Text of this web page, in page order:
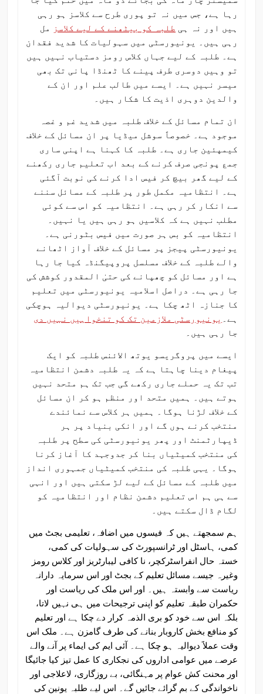
رہا ہے، جس میں نہ تو پوری طرح سے کلاسز ہو رہی
ہیں اور نہ ہی طلبہ کو بیٹھنے کے لیے کلاسز
مل
رہی ہیں۔ یونیورسٹی میں سہولیات کا شدید فقدان
ہے۔ طلبہ کے لیے جہاں کلاس رومز دستیاب نہیں ہیں
تو وہیں دوسری طرف پینے کا ٹھنڈا پانی تک بھی
میسر نہیں ہے۔ ایسے میں طالب علم اور ان کے
والدین دوہری اذیت کا شکار ہیں۔
ان تمام مسائل کے خلاف طلبہ میں شدید غم و غصہ
موجود ہے۔ خصوصاََ سوشل میڈیا پر ان مسائل کے خلاف
کیمپئین جاری ہے۔ طلبہ کا کہنا ہے اپنی ساری
جمع پونجی صرف کرنے کے بعد اب تعلیم جاری رکھنے
کے لیے گھر بیچ کر فیس ادا کرنے کی نوبت آگئی
ہے۔ انتظامیہ مکمل طور پر طلبہ کے مسائل سننے
سے انکار کر رہی ہے۔ انتظامیہ کو اس سے کوئی
مطلب نہیں ہے کہ کلاسیں ہو رہی ہیں یا نہیں۔
انتظامیہ کو بس ہر صورت میں فیس بٹورنی ہے۔
یونیورسٹی پیجز پر مسائل کے خلاف آواز اٹھانے
والے طلبہ کے خلاف مسلسل پروپیگنڈہ کیا جا رہا
ہے اور مسائل کو چھپانے کی حتیٰ المقدور کوشش کی
جا رہی ہے۔ دراصل اسلامیہ یونیورسٹی میں تعلیم
کا جنازہ اٹھ چکا ہے۔ یونیورسٹی دیوالیہ ہوچکی
ہے۔ یونیورسٹی ملازمین تک کو تنخواہیں نہیں دی
جا رہی ہیں۔
ایسے میں پروگریسو یوتھ الائنس طلبہ کو ایک
پیغام دینا چاہتا ہے کہ یہ طلبہ دشمن انتظامیہ
تب تک یہ حملے جاری رکھے گی جب تک ہم متحد نہیں
ہوتے ہیں۔ ہمیں متحد اور منظم ہو کر ان مسائل
کے خلاف لڑنا ہوگا۔ ہمیں ہر کلاس سے نمائندے
منتخب کرنے ہوں گے اور انکی بنیاد پر ہر
ڈیپارٹمنٹ اور پھر یونیورسٹی کی سطح پر طلبہ
کی منتخب کمیٹیاں بنا کر جدوجہد کا آغاز کرنا
ہوگا۔ یہی طلبہ کی منتخب کمیٹیاں جمہوری انداز
میں طلبہ کے مسائل کے لیے لڑ سکتی ہیں اور انہی
سے ہی ہم اس تعلیم دشمن نظام اور انتظامیہ کو
لگام ڈال سکتے ہیں۔
ہم سمجھتے ہیں کہ فیسوں میں اضافہ، تعلیمی بجٹ میں
کمی، ہاسٹل اور ٹرانسپورٹ کی سہولیات کی کمی،
خستہ حال انفراسٹرکچر، نا کافی لیبارٹریز اور کلاس رومز
وغیرہ جیسے مسائل تعلیم کے بجٹ اور اس سرمایہ دارانہ
ریاست سے وابستہ ہیں۔ اور اس ملک کی ریاست اور
حکمران طبقہ تعلیم کو اپنی ترجیحات میں ہی نہیں لاتا،
بلکہ اس سے خود کو بری الذمہ کرار دے چکا ہے اور تعلیم
کو منافع بخش کاروبار بنانے کی طرف گامزن ہے۔ ملک اس
وقت عملاََ دیوالیہ ہو چکا ہے۔ آئی ایم کی ایماء پر آنے والے
عرصے میں عوامی اداروں کی نجکاری کا عمل تیز کیا جائیگا
اور محنت کش عوام پر مہنگائی، بے روزگاری، لاعلاجی اور
ناخواندگی کے بم گرائے جائیں گے۔ اس لیے طلبہ یونین کی